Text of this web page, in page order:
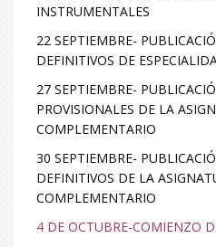
INSTRUMENTALES
22 SEPTIEMBRE-
DEFINITIVOS DE
27 SEPTIEMBRE-
PROVISIONALES DE LA
COMPLEMENTARIO
30 SEPTIEMBRE-
DEFINITIVOS DE LA
COMPLEMENTARIO
4 DE OCTUBRE-COMIENZO